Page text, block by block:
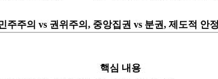
주주의 vs 권위주의, 중앙집권 vs 분권, 제도적 안
핵심 내용